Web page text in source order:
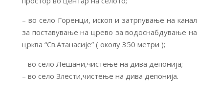
– во село Горенци, ископ и затрпување на канал
за поставување на црево за водоснабдување на
црква “Св.Атанасије” ( околу 350 метри );
– во село Лешани,чистење на дива депонија;
– во село Злести,чистење на дива депонија.